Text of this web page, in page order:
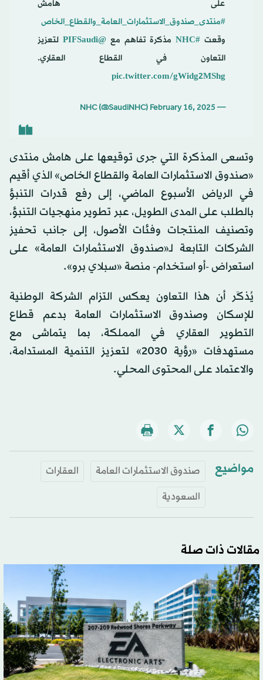
على هامش
#منتدى_صندوق_الاستثمارات_العامة_والقطاع_الخاص
وقعت #NHC مذكرة تفاهم مع@PIFSaudi
لتعزيز
التعاون في القطاع العقاري.
pic.twitter.com/gWidg2MShg
— NHC (@SaudiNHC)
February 16, 2025
وتسعى المذكرة التي جرى توقيعها على هامش منتدى
«صندوق الاستثمارات العامة والقطاع الخاص» الذي أقيم
في الرياض الأسبوع الماضي، إلى رفع قدرات التنبؤ
بالطلب على المدى الطويل، عبر تطوير منهجيات التنبؤ،
وتصنيف المنتجات وفئات الأصول، إلى جانب تحفيز
الشركات التابعة لـ«صندوق الاستثمارات العامة» على
استعراض -أو استخدام- منصة «سبلاي برو».
يُذكَر أن هذا التعاون يعكس التزام الشركة الوطنية
للإسكان وصندوق الاستثمارات العامة بدعم قطاع
التطوير العقاري في المملكة، بما يتماشى مع
مستهدفات «رؤية 2030» لتعزيز التنمية المستدامة،
والاعتماد على المحتوى المحلي.
مواضيع صندوق الاستثمارات العامة
العقارات
السعودية
مقالات ذات صلة